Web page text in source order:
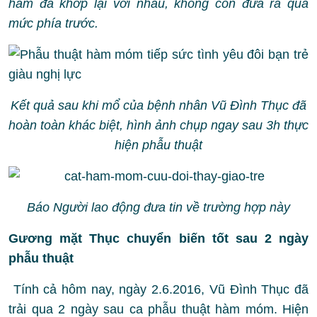
hàm đã khớp lại với nhau, không còn đưa ra quá
mức phía trước.
Kết quả sau khi mổ của bệnh nhân Vũ Đình Thục đã
hoàn toàn khác biệt, hình ảnh chụp ngay sau 3h thực
hiện phẫu thuật
Báo Người lao động đưa tin về trường hợp này
Gương mặt Thục chuyển biến tốt sau 2 ngày
phẫu thuật
Tính cả hôm nay, ngày 2.6.2016, Vũ Đình Thục đã
trải qua 2 ngày sau ca phẫu thuật hàm móm. Hiện